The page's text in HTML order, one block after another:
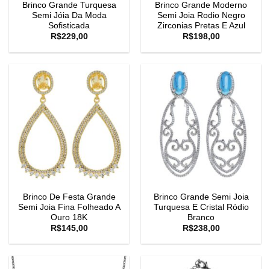
Brinco Grande Turquesa
Semi Jóia Da Moda
Sofisticada
R$229,00
Brinco Grande Moderno
Semi Joia Rodio Negro
Zirconias Pretas E Azul
R$198,00
Brinco De Festa Grande
Semi Joia Fina Folheado A
Ouro 18K
R$145,00
Brinco Grande Semi Joia
Turquesa E Cristal Ródio
Branco
R$238,00